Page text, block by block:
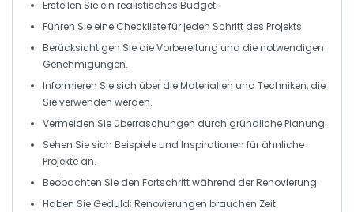
Erstellen Sie ein realistisches Budget.
Führen Sie eine Checklistefür jeden Schritt des Projekts.
Berücksichtigen Sie dieVorbereitung und die notwendigen
Genehmigungen.
Informieren Sie sich über dieMaterialien und Techniken, die
Sie verwenden werden.
Vermeiden Sie überraschungen durch gründlichePlanung.
Sehen Sie sich Beispiele und Inspirationen für ähnliche
Projekte an.
Beobachten Sie den Fortschrittwährend der Renovierung.
Haben Sie Geduld; Renovierungen brauchen Zeit.